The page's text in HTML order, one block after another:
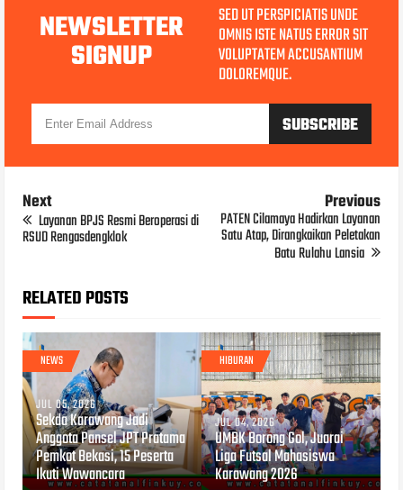
NEWSLETTER
SIGNUP
SED UT PERSPICIATIS UNDE
OMNIS ISTE NATUS ERROR SIT
VOLUPTATEM ACCUSANTIUM
DOLOREMQUE.
Next
Layanan BPJS Resmi Beroperasi di
RSUD Rengasdengklok
Previous
PATEN Cilamaya Hadirkan Layanan
Satu Atap, Dirangkaikan Peletakan
Batu Rulahu Lansia
RELATED POSTS
NEWS
JUL 05, 2026
Sekda Karawang Jadi
Anggota Pansel JPT Pratama
Pemkot Bekasi, 15 Peserta
Ikuti Wawancara
HIBURAN
JUL 04, 2026
UMBK Borong Gol, Juarai
Liga Futsal Mahasiswa
Karawang 2026